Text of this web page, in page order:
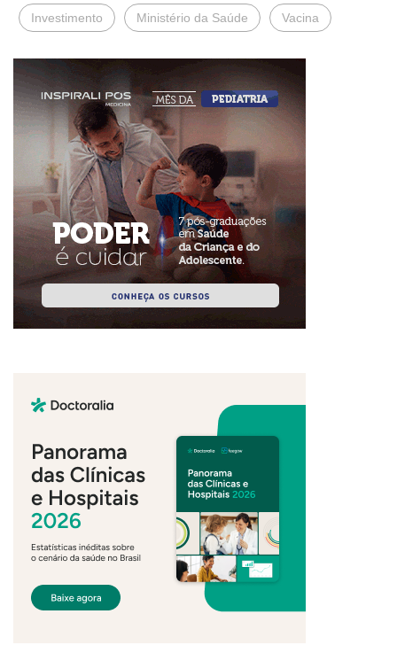
Investimento Ministério da Saúde Vacina